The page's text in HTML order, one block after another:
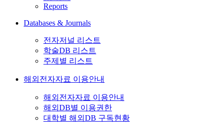
Reports
Databases & Journals
전자저널 리스트
학술DB 리스트
주제별 리스트
해외전자자료 이용안내
해외전자자료 이용안내
해외DB별 이용권한
대학별 해외DB 구독현황